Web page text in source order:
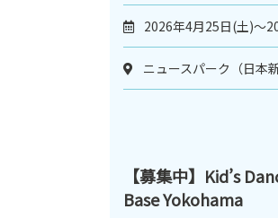
2026年4月25日(土)～
ニュースパーク（日本
【募集中】Kid’s
Base Yokohama